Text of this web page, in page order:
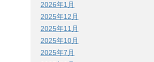
2026年1月
2025年12月
2025年11月
2025年10月
2025年7月